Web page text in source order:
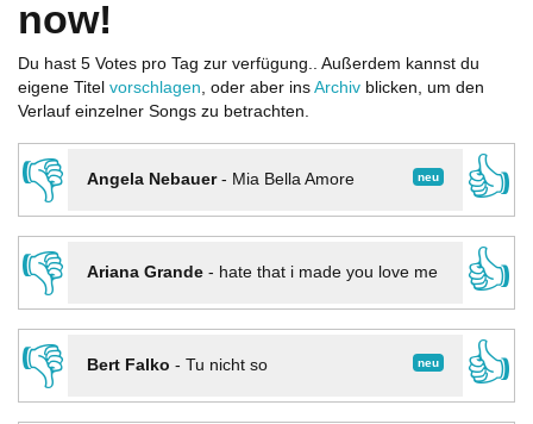
now!
Du hast 5 Votes pro Tag zur verfügung.. Außerdem kannst du
eigene Titel vorschlagen, oder aber ins Archiv blicken, um den
Verlauf einzelner Songs zu betrachten.
👎 neu
Angela Nebauer- Mia Bella Amore
👍
👎
Ariana Grande- hate that i made you love me
👍
👎
neu
Bert Falko - Tu nicht so
👍